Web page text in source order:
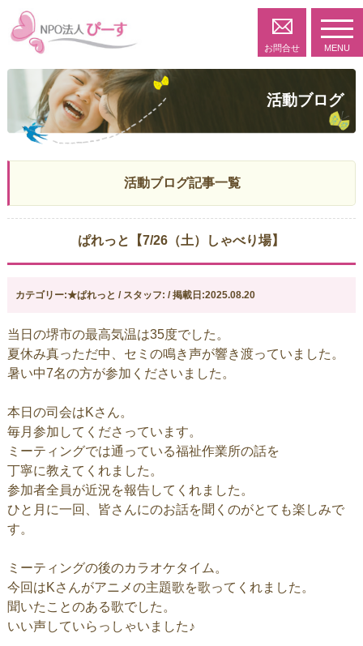
お問合せ MENU
活動ブログ
活動ブログ記事一覧
ぱれっと【7/26（土）しゃべり場】
カテゴリー:★ぱれっと / スタッフ: / 掲載日:2025.08.20
当日の堺市の最高気温は35度でした。
夏休み真っただ中、セミの鳴き声が響き渡っていました。
暑い中7名の方が参加くださいました。
本日の司会はKさん。
毎月参加してくださっています。
ミーティングでは通っている福祉作業所の話を
丁寧に教えてくれました。
参加者全員が近況を報告してくれました。
ひと月に一回、皆さんにのお話を聞くのがとても楽しみで
す。
ミーティングの後のカラオケタイム。
今回はKさんがアニメの主題歌を歌ってくれました。
聞いたことのある歌でした。
いい声していらっしゃいました♪